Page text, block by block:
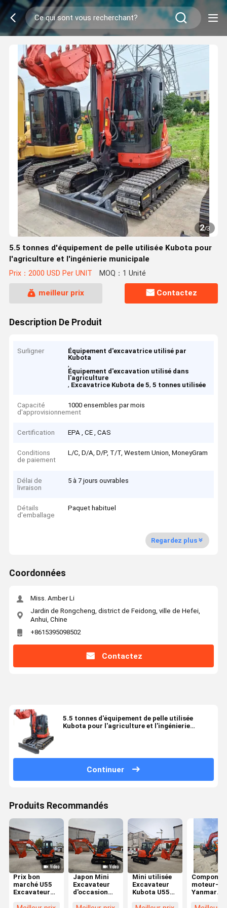
2/3
5.5 tonnes d'équipement de pelle utilisée Kubota pour
l'agriculture et l'ingénierie municipale
Prix：2000 USD Per UNIT MOQ：1 Unité
meilleur prix Contactez
Description De Produit
Surligner
Équipement d'excavatrice utilisé par
Kubota
,
Équipement d'excavation utilisé dans
l'agriculture
, Excavatrice Kubota de 5,5 tonnes utilisée
Capacité
d'approvisionnement
1000 ensembles par mois
Certification EPA , CE , CAS
Conditions
de paiement
L/C, D/A, D/P, T/T, Western Union, MoneyGram
Délai de
livraison
5 à 7 jours ouvrables
Détails
d'emballage
Paquet habituel
Regardez plus
Coordonnées
Miss. Amber Li
Jardin de Rongcheng, district de Feidong, ville de Hefei,
Anhui, Chine
+8615395098502
Contactez
5.5 tonnes d'équipement de pelle utilisée
Kubota pour l'agriculture et l'ingénierie
Continuer
Produits Recommandés
Prix bon
marché U55
Excavateur
Japon Mini
Excavateur
d'occasion
Mini utilisée
Excavateur
Kubota U55
moteur-
Yanmar